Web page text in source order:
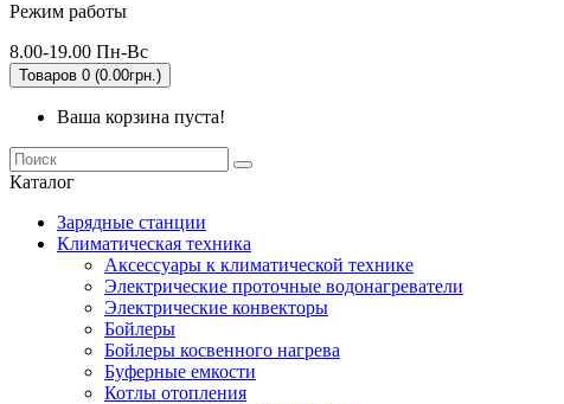
Режим работы
8.00-19.00 Пн-Вс
Товаров 0 (0.00грн.)
Ваша корзина пуста!
Каталог
Зарядные станции
Климатическая техника
Аксессуары к климатической технике
Электрические проточные водонагреватели
Электрические конвекторы
Бойлеры
Бойлеры косвенного нагрева
Буферные емкости
Котлы отопления